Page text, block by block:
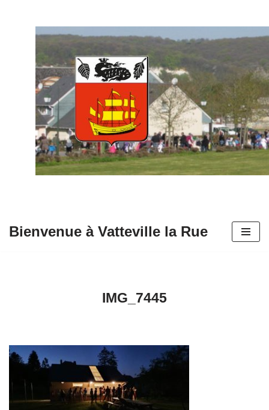
contenu
Bienvenue à Vatteville la Rue
IMG_7445